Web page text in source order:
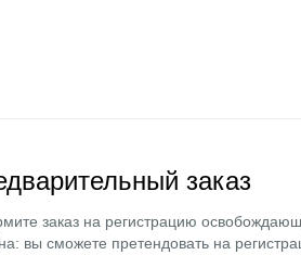
заказ
заказ на регистрацию
вы сможете претендовать на